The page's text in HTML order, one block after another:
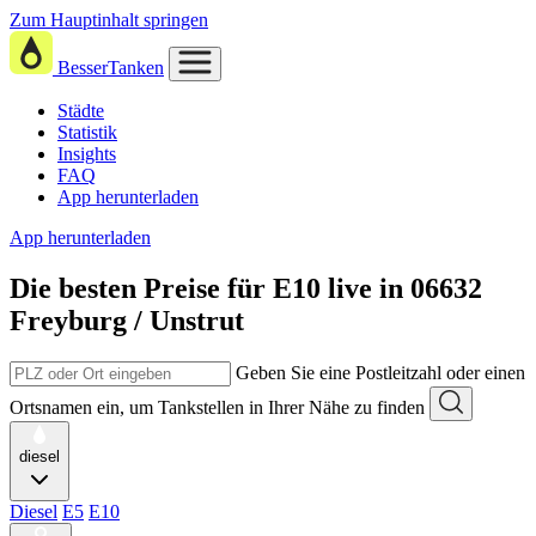
Zum Hauptinhalt springen
BesserTanken
Städte
Statistik
Insights
FAQ
App herunterladen
App herunterladen
Die besten Preise für E10 live in 06632
Freyburg / Unstrut
Geben Sie eine Postleitzahl oder einen
Ortsnamen ein, um Tankstellen in Ihrer Nähe zu finden
diesel
Diesel E5 E10